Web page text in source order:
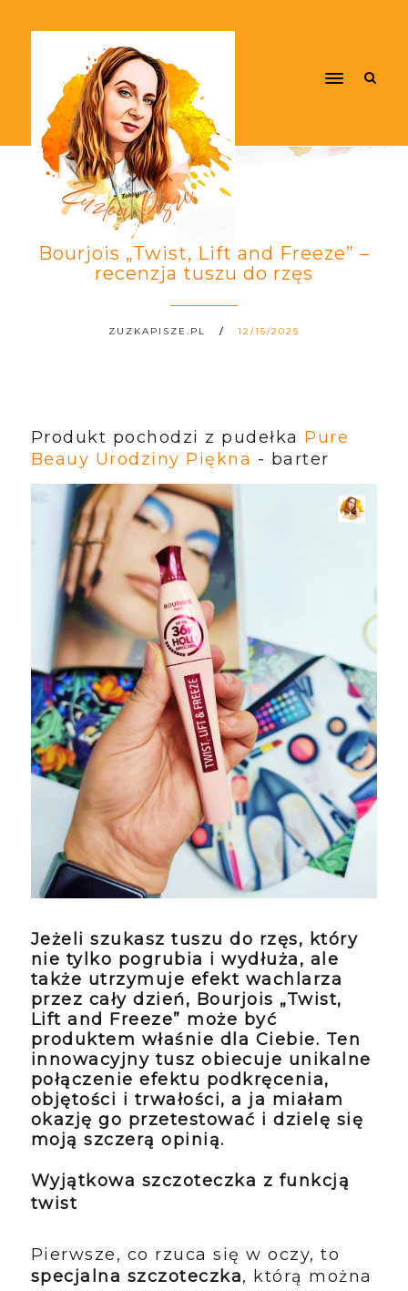
Bourjois „Twist, Lift and Freeze” –
recenzja tuszu do rzęs
ZUZKAPISZE.PL 12/15/2025
Produkt pochodzi z pudełka Pure
Beauy Urodziny Piękna - barter
Jeżeli szukasz tuszu do rzęs, który
nie tylko pogrubia i wydłuża, ale
także utrzymuje efekt wachlarza
przez cały dzień, Bourjois „Twist,
Lift and Freeze” może być
produktem właśnie dla Ciebie. Ten
innowacyjny tusz obiecuje unikalne
połączenie efektu podkręcenia,
objętości i trwałości, a ja miałam
okazję go przetestować i dzielę się
moją szczerą opinią.
Wyjątkowa szczoteczka z funkcją
twist
Pierwsze, co rzuca się w oczy, to
specjalna szczoteczka, którą można